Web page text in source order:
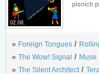
02.08.
písních
» Foreign Tongues /
» The Wow! Signal / Muse
» The Silent Architect/